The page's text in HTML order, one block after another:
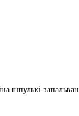
шпулькі